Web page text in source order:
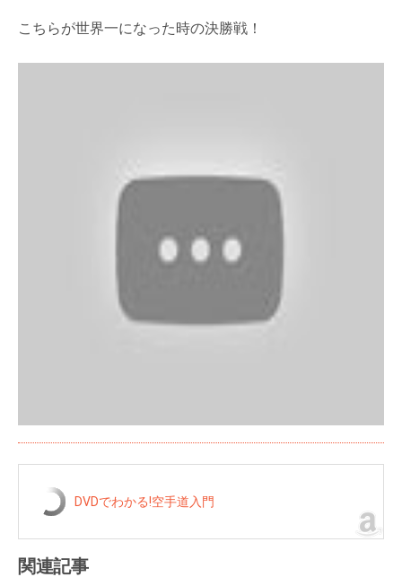
こちらが世界一になった時の決勝戦！
DVDでわかる!空手道入門
関連記事